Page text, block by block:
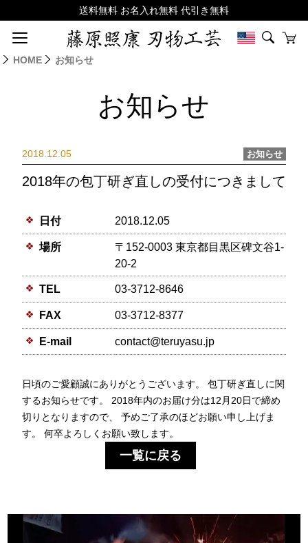
HOME お知らせ
お知らせ
2018.12.05 お知らせ
2018年の包丁研ぎ直しの受付につきまして
日付 2018.12.05
場所
〒152-0003 東京都目黒区碑文谷1-
20-2
TEL 03-3712-8646
FAX 03-3712-8377
E-mail contact@teruyasu.jp
日頃のご愛顧誠にありがとうございます。 包丁研ぎ直しに関
するお知らせです。 2018年内のお届け分は12月20日で締め
切りとなりますので、 予めご了承のほどお願い申し上げま
す。 何卒よろしくお願い致します。
一覧に戻る